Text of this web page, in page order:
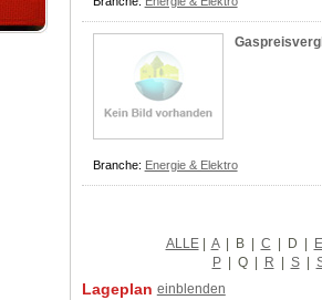
Branche: Energie & Elektro
ALLE| A | B | C | D | E
P | Q | R | S |
Lageplan einblenden